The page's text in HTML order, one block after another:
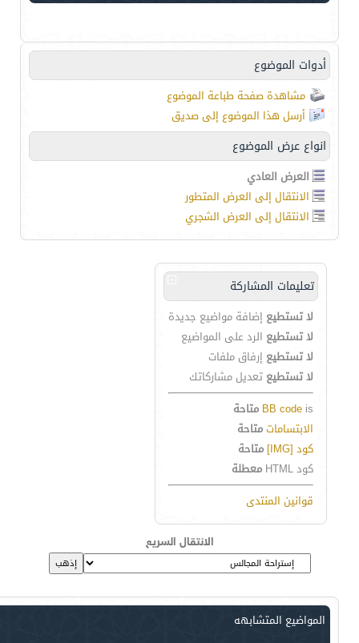
أدوات الموضوع
مشاهدة صفحة طباعة الموضوع
أرسل هذا الموضوع إلى صديق
انواع عرض الموضوع
العرض العادي
الانتقال إلى العرض المتطور
الانتقال إلى العرض الشجري
تعليمات المشاركة
لا تستطيع إضافة مواضيع جديدة
لا تستطيع الرد على المواضيع
لا تستطيع إرفاق ملفات
لا تستطيع تعديل مشاركاتك
BB code is
متاحة
الابتساماتمتاحة
كود [IMG]
متاحة
كود HTML
معطلة
قوانين المنتدى
الانتقال السريع
المواضيع المتشابهه